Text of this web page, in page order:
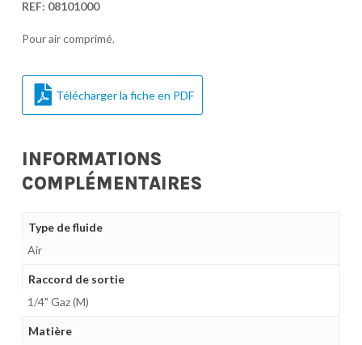
REF: 08101000
Pour air comprimé.
Télécharger la fiche en PDF
INFORMATIONS
COMPLÉMENTAIRES
Type de fluide
Air
Raccord de sortie
1/4" Gaz (M)
Matière